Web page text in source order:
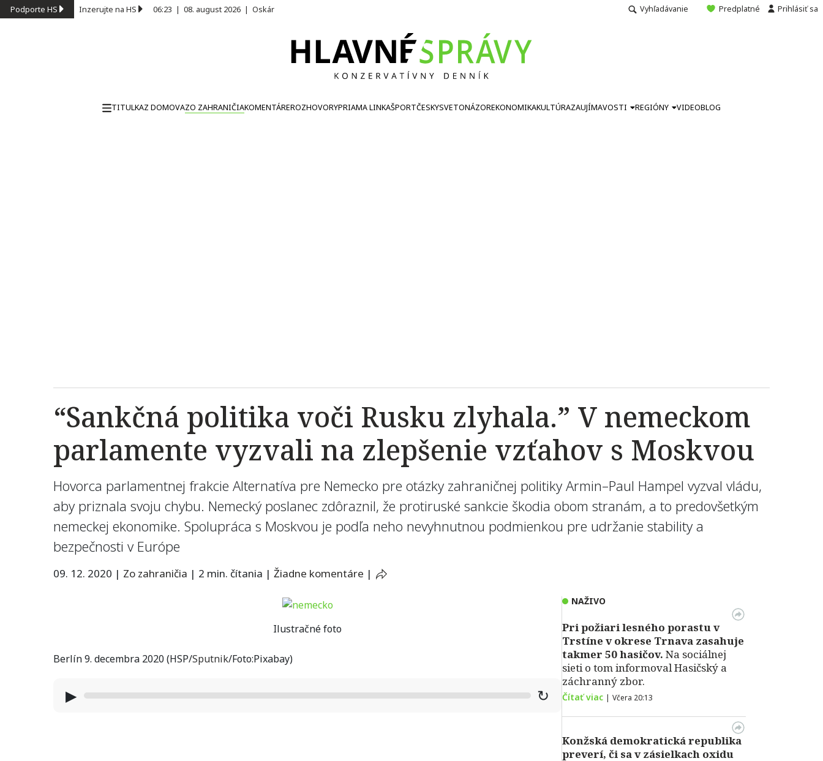
Podporte HS Inzerujte na HS 06:23 | 08. august 2026 | Oskár Vyhľadávanie Predplatné Prihlásiť sa
TITULKAZ DOMOVAZO ZAHRANIČIAKOMENTÁREROZHOVORYPRIAMA LINKAŠPORTČESKYSVETONÁZOREKONOMIKAKULTÚRAZAUJÍMAVOSTI REGIÓNY VIDEOBLOG
“Sankčná politika voči Rusku zlyhala.” V nemeckom
parlamente vyzvali na zlepšenie vzťahov s Moskvou
Hovorca parlamentnej frakcie Alternatíva pre Nemecko pre otázky zahraničnej politiky Armin–Paul Hampel vyzval vládu,
aby priznala svoju chybu. Nemecký poslanec zdôraznil, že protiruské sankcie škodia obom stranám, a to predovšetkým
nemeckej ekonomike. Spolupráca s Moskvou je podľa neho nevyhnutnou podmienkou pre udržanie stability a
bezpečnosti v Európe
09. 12. 2020 | Zo zahraničia | 2 min. čítania | Žiadne komentáre |
Ilustračné foto
Berlín 9. decembra 2020 (HSP/Sputnik/Foto:Pixabay)
▶ ↻
NAŽIVO
Pri požiari lesného porastu v
Trstíne v okrese Trnava zasahuje
takmer 50 hasičov. Na sociálnej
sieti o tom informoval Hasičský a
záchranný zbor.
Čítať viac | Včera 20:13
Konžská demokratická republika
preverí, či sa v zásielkach oxidu